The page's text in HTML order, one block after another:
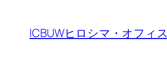
content
ICBUWヒロシマ・オフィス